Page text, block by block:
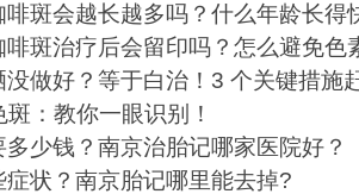
啡斑会越长越多吗？什么年龄长得
啡斑治疗后会留印吗？怎么避免色
没做好？等于白治！3 个关键措施
：教你一眼识别！
少钱？南京治胎记哪家医院好？
状？南京胎记哪里能去掉?